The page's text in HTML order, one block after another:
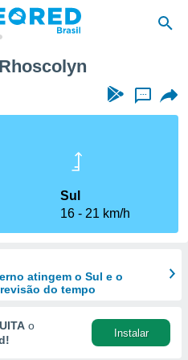
...
Sul
16
21 km/h
atingem o Sul e o
do tempo
o
Instalar